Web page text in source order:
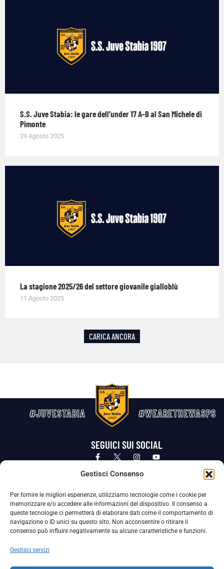
Gestisci Consenso
Per fornire le migliori esperienze, utilizziamo tecnologie come i cookie per
memorizzare e/o accedere alle informazioni del dispositivo. Il consenso a
queste tecnologie ci permetterà di elaborare dati come il comportamento di
navigazione o ID unici su questo sito. Non acconsentire o ritirare il
consenso può influire negativamente su alcune caratteristiche e funzioni.
Gestisci servizi
S.S. Juve Stabia: le gare dell’under 17 A-B al San Michele di
Pimonte
29 Agosto 2025
La stagione 2025/26 del settore giovanile gialloblù
11 Agosto 2025
CARICA ANCORA
#JUVESTABIA #WEARETHEWASPS
SEGUICI SUI SOCIAL
Privacy Policy Cookie Policy
La Società ha nominato il Responsabile della Protezione dei Dati Personali (DPO), figura specializzata che vigila sulle modalità
adottate dalla nostra Società per tutelare i Suoi dati personali.
Per contattare il DPO può scrivere a